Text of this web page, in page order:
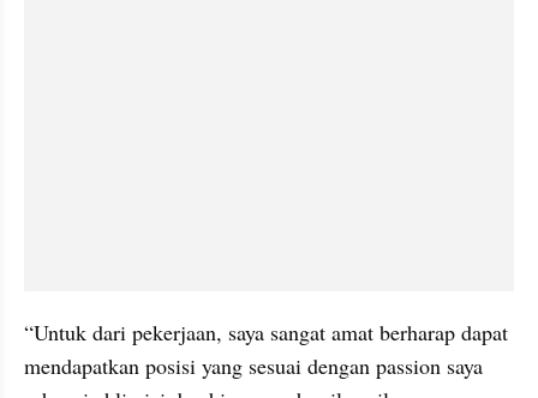
“Untuk dari pekerjaan, saya sangat amat berharap dapat
mendapatkan posisi yang sesuai dengan passion saya